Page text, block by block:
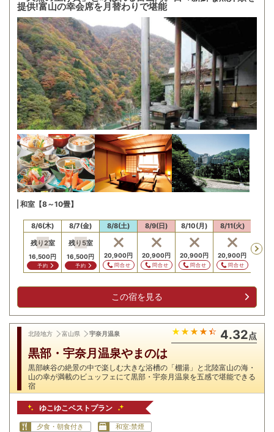
提供!富山の幸会席を月替わりで堪能
和室【8～10畳】
8/6(木)
残り2室
16,500円
予約
8/7(金)
残り 5室
16,500円
予約
8/8(土)
20,900円
問合せ
8/9(日)
20,900円
問合せ
8/10(月)
20,900円
問合せ
8/11(火)
20,900円
問合せ
この宿を見る
北陸地方 富山県 宇奈月温泉 4.32点
黒部・宇奈月温泉やまのは
黒部峡谷の絶景の中で楽しむ大きな浴槽の「棚湯」と北陸富山の海・
山の幸が満載のビュッフェにて黒部・宇奈月温泉を五感で堪能できる
宿
ゆこゆこベストプラン
夕食・朝食付き 和室:禁煙